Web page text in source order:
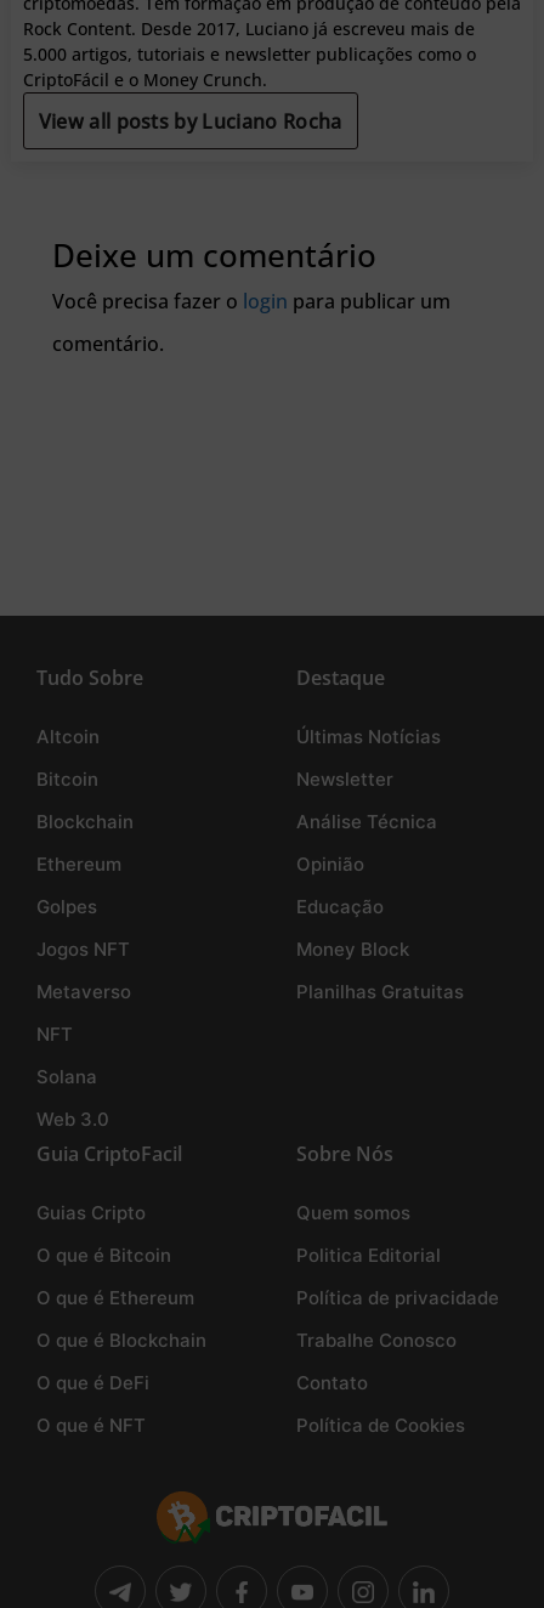
Rock Content. Desde 2017, Luciano já escreveu mais de
5.000 artigos, tutoriais e newsletter publicações como o
CriptoFácil e o Money Crunch.
View all posts by Luciano Rocha
Deixe um comentário
Você precisa fazer o login para publicar um
comentário.
Tudo Sobre
Altcoin
Bitcoin
Blockchain
Ethereum
Golpes
Jogos NFT
Metaverso
NFT
Solana
Web 3.0
Destaque
Últimas Notícias
Newsletter
Análise Técnica
Opinião
Educação
Money Block
Planilhas Gratuitas
Guia CriptoFacil
Guias Cripto
O que é Bitcoin
O que é Ethereum
O que é Blockchain
O que é DeFi
O que é NFT
Sobre Nós
Quem somos
Politica Editorial
Política de privacidade
Trabalhe Conosco
Contato
Política de Cookies